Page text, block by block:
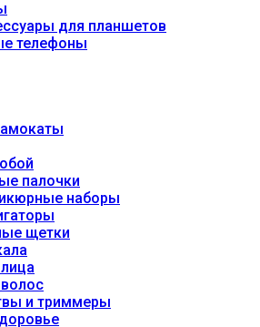
для планшетов
телефоны
палочки
наборы
щетки
и триммеры